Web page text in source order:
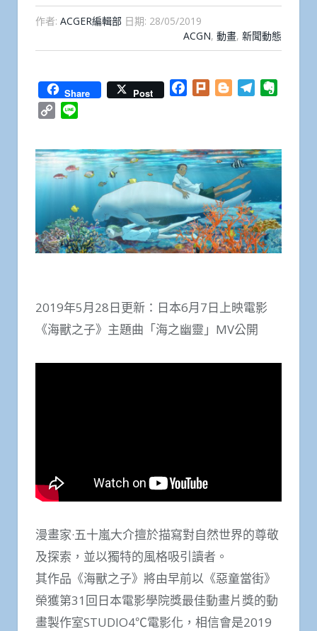
作者: ACGER編輯部 日期: 28/05/2019
ACGN, 動畫, 新聞動態
Share Post Facebook
Plurk BloggerTelegram
Copy
2019年5月28日更新：日本6月7日上映電影
《海獸之子》主題曲「海之幽靈」MV公開
漫畫家·五十嵐大介擅於描寫對自然世界的尊敬
及探索，並以獨特的風格吸引讀者。
其作品《海獸之子》將由早前以《惡童當街》
榮獲第31回日本電影學院獎最佳動畫片獎的動
畫製作室STUDIO4℃電影化，相信會是2019